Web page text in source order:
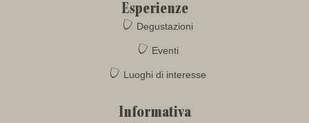
Esperienze
Degustazioni
Eventi
Luoghi di interesse
Informativa